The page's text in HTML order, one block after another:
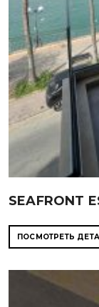
SEAFRONT
ПОСМОТРЕТЬ